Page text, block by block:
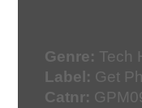
Genre: Tech
Label: Get
Catnr: